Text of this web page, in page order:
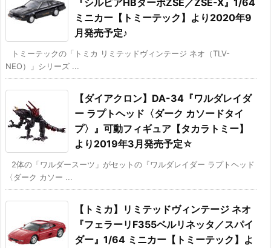
『シルビアHBターボZSE／ZSE-X』1/64
ミニカー【トミーテック】より2020年9
月発売予定♪
トミーテックの「トミカ リミテッドヴィンテージ ネオ（TLV-
NEO）」シリーズ ...
【ダイアクロン】DA-34『ワルダレイダ
ー ラプトヘッド〈ダーク カソードタイ
プ〉』可動フィギュア【タカラトミー】
より2019年3月発売予定☆
2体の「ワルダースーツ」がセットの『ワルダレイダー ラプトヘッド
〈ダーク カソー ...
【トミカ】リミテッドヴィンテージ ネオ
『フェラーリF355ベルリネッタ／スパイ
ダー』1/64 ミニカー【トミーテック】よ